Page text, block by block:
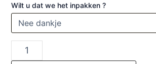
Wilt u dat we het inpakken ?